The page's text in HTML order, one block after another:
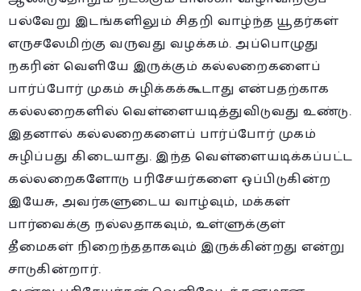
பல்வேறு இடங்களிலும் சிதறி வாழ்ந்த யூதர்கள்
எருசலேமிற்கு வருவது வழக்கம். அப்பொழுது
நகரின் வெளியே இருக்கும் கல்லறைகளைப்
பார்ப்போர் முகம் சுழிக்கக்கூடாது என்பதற்காக
கல்லறைகளில் வெள்ளையடித்துவிடுவது உண்டு.
இதனால் கல்லறைகளைப் பார்ப்போர் முகம்
சுழிப்பது கிடையாது. இந்த வெள்ளையடிக்கப்பட்ட
கல்லறைகளோடு பரிசேயர்களை ஒப்பிடுகின்ற
இயேசு, அவர்களுடைய வாழ்வும், மக்கள்
பார்வைக்கு நல்லதாகவும், உள்ளுக்குள்
தீமைகள் நிறைந்ததாகவும் இருக்கின்றது என்று
சாடுகின்றார்.